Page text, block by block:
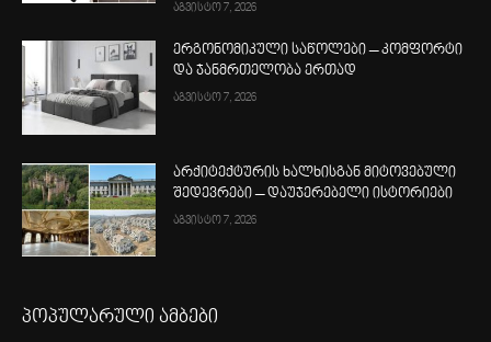
აგვისტო 7, 2026
ერგონომიკული საწოლები – კომფორტი
და ჯანმრთელობა ერთად
აგვისტო 7, 2026
არქიტექტურის ხალხისგან მიტოვებული
შედევრები – დაუჯერებელი ისტორიები
აგვისტო 7, 2026
პოპულარული ამბები